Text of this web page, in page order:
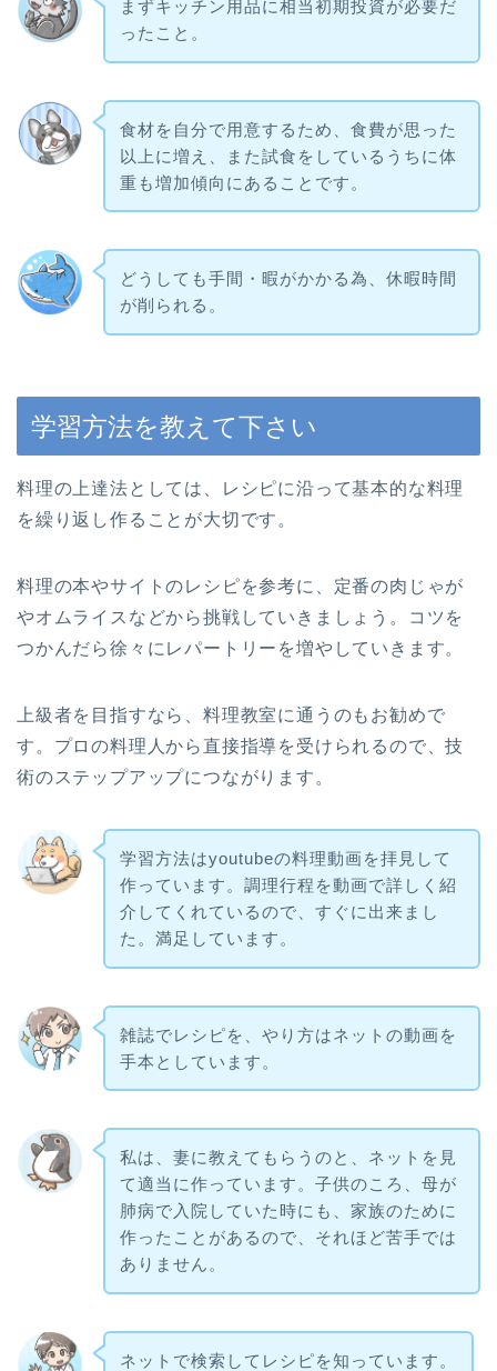
まずキッチン用品に相当初期投資が必要だ
ったこと。
食材を自分で用意するため、食費が思った
以上に増え、また試食をしているうちに体
重も増加傾向にあることです。
どうしても手間・暇がかかる為、休暇時間
が削られる。
学習方法を教えて下さい
料理の上達法としては、レシピに沿って基本的な料理
を繰り返し作ることが大切です。
料理の本やサイトのレシピを参考に、定番の肉じゃが
やオムライスなどから挑戦していきましょう。コツを
つかんだら徐々にレパートリーを増やしていきます。
上級者を目指すなら、料理教室に通うのもお勧めで
す。プロの料理人から直接指導を受けられるので、技
術のステップアップにつながります。
学習方法はyoutubeの料理動画を拝見して
作っています。調理行程を動画で詳しく紹
介してくれているので、すぐに出来まし
た。満足しています。
雑誌でレシピを、やり方はネットの動画を
手本としています。
私は、妻に教えてもらうのと、ネットを見
て適当に作っています。子供のころ、母が
肺病で入院していた時にも、家族のために
作ったことがあるので、それほど苦手では
ありません。
ネットで検索してレシピを知っています。